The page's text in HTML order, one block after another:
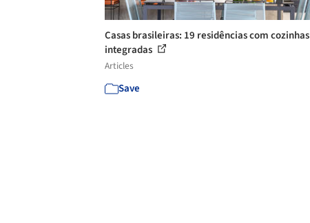
Casas brasileiras: 19 residências com cozinhas
integradas
Articles
Save